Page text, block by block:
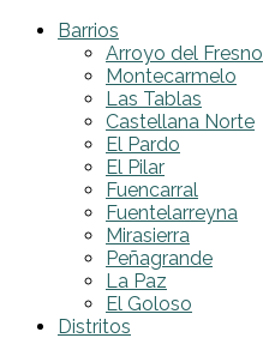
Barrios
Arroyo del Fresno
Montecarmelo
Las Tablas
Castellana Norte
El Pardo
El Pilar
Fuencarral
Fuentelarreyna
Mirasierra
Peñagrande
La Paz
El Goloso
Distritos